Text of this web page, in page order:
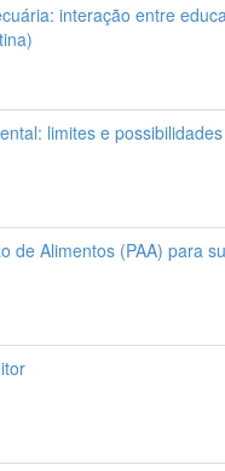
interação entre
limites e possibilidades
de Alimentos (PAA) para